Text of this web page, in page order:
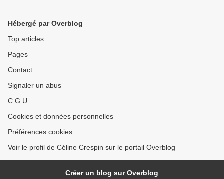
Hébergé par Overblog
Top articles
Pages
Contact
Signaler un abus
C.G.U.
Cookies et données personnelles
Préférences cookies
Voir le profil de Céline Crespin sur le portail Overblog
Créer un blog sur Overblog